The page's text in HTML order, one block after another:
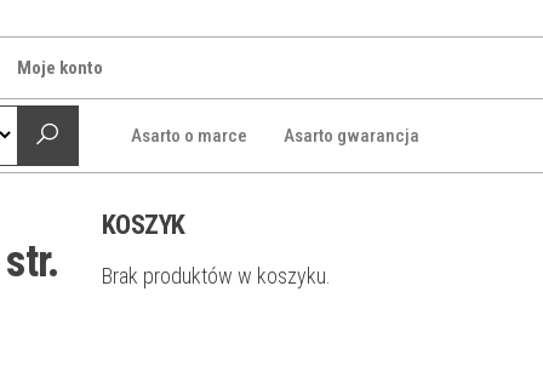
Moje konto
Asarto o marce Asarto gwarancja
KOSZYK
Brak produktów w koszyku.